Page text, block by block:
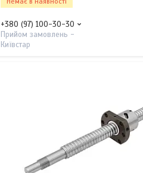
+380 (97) 100-30-30
Прийом замовлень -
Київстар